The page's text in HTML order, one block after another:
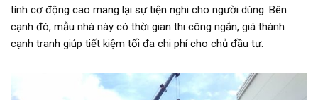
tính cơ động cao mang lại sự tiện nghi cho người dùng. Bên
cạnh đó, mẫu nhà này có thời gian thi công ngắn, giá thành
cạnh tranh giúp tiết kiệm tối đa chi phí cho chủ đầu tư.